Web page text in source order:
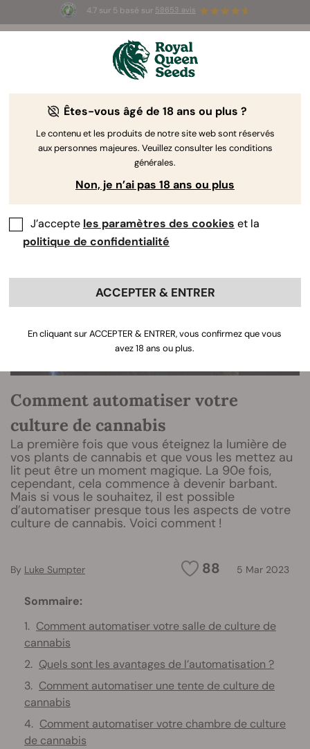
4.7 sur 5 basé sur 58653 avis
1+1 OFFERT -Offre à durée limitée
3d 12h 5m 45s
The RQS Blog
Articles Cannabis Lifestyle
Comment automatiser votre
culture de cannabis
La première fois que vous éteignez la lumière de
vos plants de cannabis et que vous les mettez au
lit peut être un moment magique. La 90e fois,
cependant, cela commence à devenir barbant.
Mais si vous le souhaitez, il est possible
d’automatiser presque tous les aspects de votre
culture de cannabis. Voici comment !
88 5 Mar 2023
By Luke Sumpter
Sommaire:
Comment automatiser votre salle de culture de
cannabis
Quels sont les avantages de l’automatisation ?
Comment automatiser une tente de culture de
cannabis
Comment automatiser votre chambre de culture
de cannabis
Êtes-vous âgé de 18 ans ou plus ?
Le contenu et les produits de notre site web sont réservés
aux personnes majeures. Veuillez consulter les conditions
générales.
Non, je n’ai pas 18 ans ou plus
J’accepte les paramètres des cookies et la
politique de confidentialité
ACCEPTER & ENTRER
En cliquant sur ACCEPTER & ENTRER, vous confirmez que vous
avez 18 ans ou plus.